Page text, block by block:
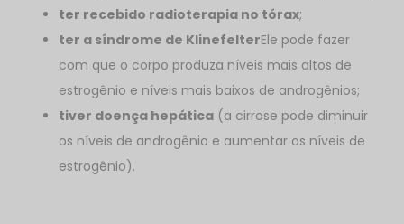
ter recebido radioterapia no tórax;
ter a síndrome de KlinefelterEle pode fazer
com que o corpo produza níveis mais altos de
estrogênio e níveis mais baixos de androgênios;
tiver doença hepática (a cirrose pode diminuir
os níveis de androgênio e aumentar os níveis de
estrogênio).